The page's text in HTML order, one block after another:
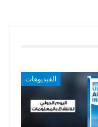
الفيديوهات